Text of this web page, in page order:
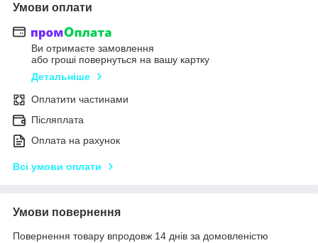
Умови оплати
Ви отримаєте замовлення
або гроші повернуться на вашу картку
Детальніше
Оплатити частинами
Післяплата
Оплата на рахунок
Всі умови оплати
Умови повернення
Повернення товару впродовж 14 днів за домовленістю